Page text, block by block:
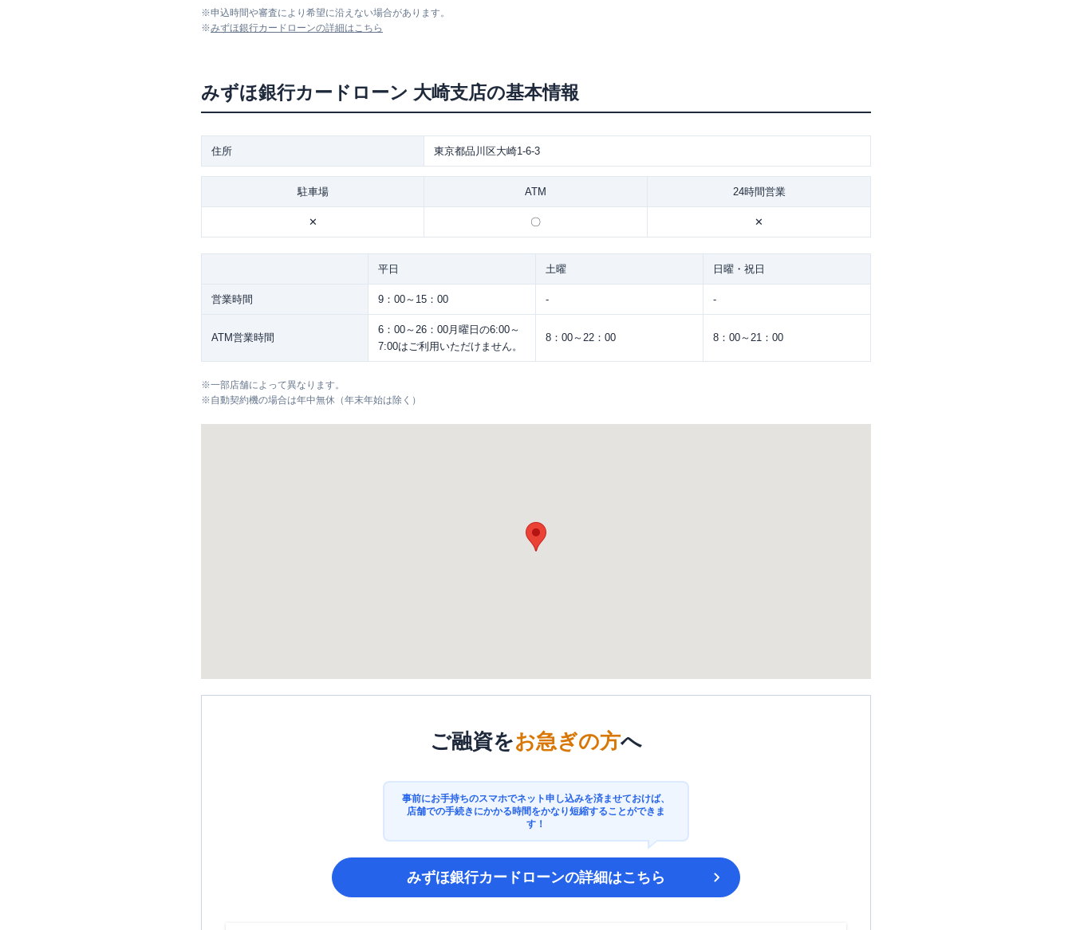
※申込時間や審査により希望に沿えない場合があります。
※みずほ銀行カードローンの詳細はこちら
みずほ銀行カードローン 大崎支店の基本情報
住所 東京都品川区大崎1-6-3
駐車場 ATM 24時間営業
✕ 〇 ✕
平日 土曜 日曜・祝日
営業時間 9：00～15：00 - -
ATM営業時間
6：00～26：00月曜日の6:00～
7:00はご利用いただけません。
8：00～22：00 8：00～21：00
※一部店舗によって異なります。
※自動契約機の場合は年中無休（年末年始は除く）
ご融資をお急ぎの方へ
事前にお手持ちのスマホでネット申し込みを済ませておけば、
店舗での手続きにかかる時間をかなり短縮することができま
す！
みずほ銀行カードローンの詳細はこちら